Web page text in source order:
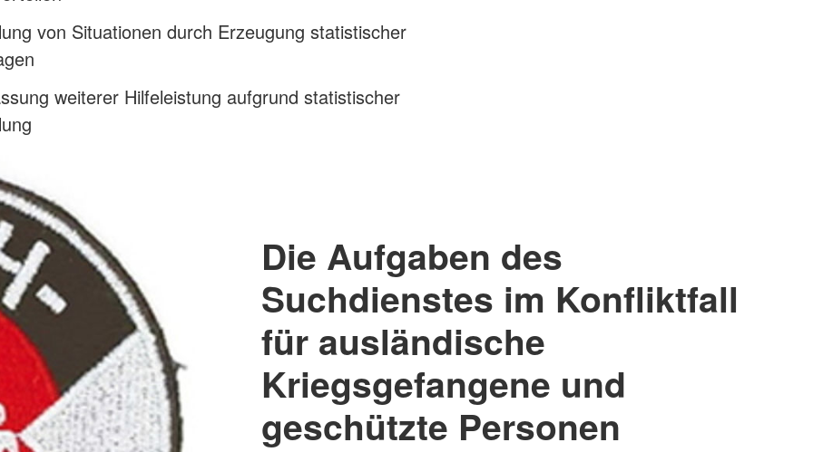
von Situationen durch Erzeugung statistischer
weiterer Hilfeleistung aufgrund statistischer
Die Aufgaben des
Suchdienstes im Konfliktfall
für ausländische
Kriegsgefangene und
geschützte Personen